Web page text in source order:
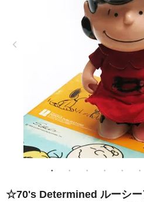
☆70's Determined ルーシー